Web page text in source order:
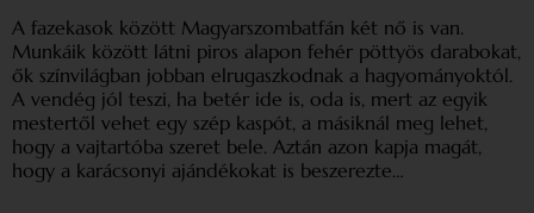
A fazekasok között Magyarszombatfán két nő is van.
Munkáik között látni piros alapon fehér pöttyös darabokat,
ők színvilágban jobban elrugaszkodnak a hagyományoktól.
A vendég jól teszi, ha betér ide is, oda is, mert az egyik
mestertől vehet egy szép kaspót, a másiknál meg lehet,
hogy a vajtartóba szeret bele. Aztán azon kapja magát,
hogy a karácsonyi ajándékokat is beszerezte…